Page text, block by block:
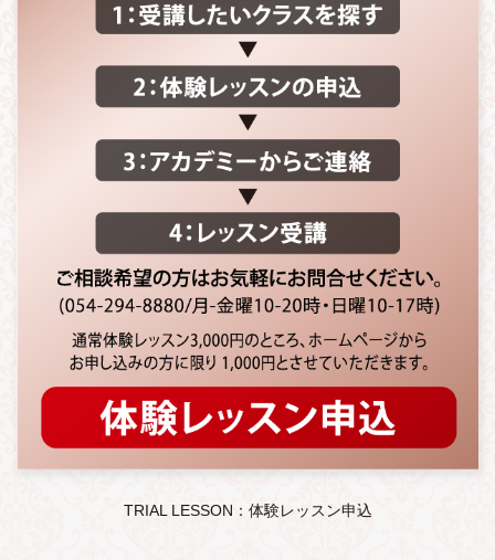
TRIAL LESSON：体験レッスン申込